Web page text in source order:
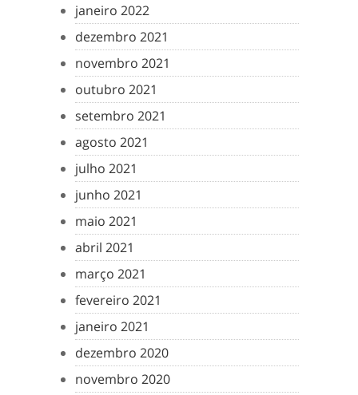
janeiro 2022
dezembro 2021
novembro 2021
outubro 2021
setembro 2021
agosto 2021
julho 2021
junho 2021
maio 2021
abril 2021
março 2021
fevereiro 2021
janeiro 2021
dezembro 2020
novembro 2020